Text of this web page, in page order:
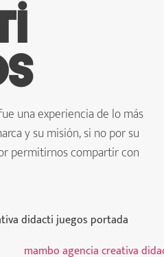
una experiencia de lo más
y su misión, si no por su
permitirnos compartir con